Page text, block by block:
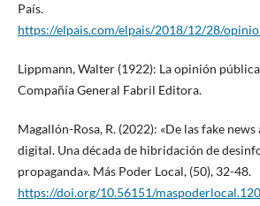
País.
https://elpais.com/elpais/2018/12/28/
Lippmann, Walter (1922): La opinión
Compañía General Fabril Editora.
Magallón-Rosa, R. (2022): «De las fake
digital. Una década de hibridación de
propaganda». Más Poder Local, (50), 32-48.
https://doi.org/10.56151/maspoderlocal.120